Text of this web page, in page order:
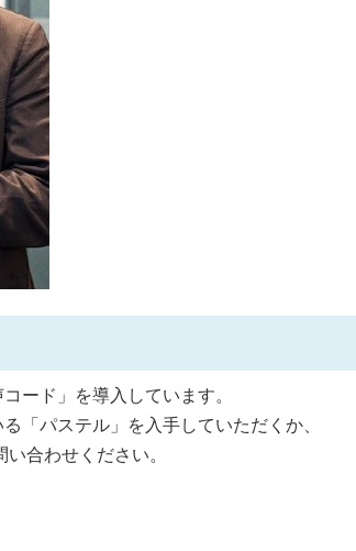
ード」を導入しています。
「パステル」を入手していただくか、
合わせください。